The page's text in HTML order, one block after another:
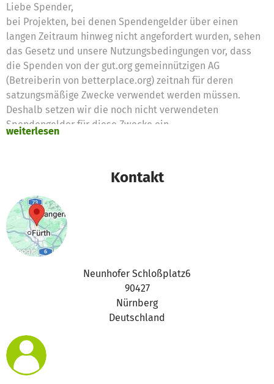
Liebe Spender,
bei Projekten, bei denen Spendengelder über einen
langen Zeitraum hinweg nicht angefordert wurden, sehen
das Gesetz und unsere Nutzungsbedingungen vor, dass
die Spenden von der gut.org gemeinnützigen AG
(Betreiberin von betterplace.org) zeitnah für deren
satzungsmäßige Zwecke verwendet werden müssen.
Deshalb setzen wir die noch nicht verwendeten
Spendengelder für diese Zwecke ein
weiterlesen
Kontakt
Neunhofer Schloßplatz6
90427
Nürnberg
Deutschland